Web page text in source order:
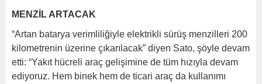
MENZİL ARTACAK
“Artan batarya verimliliğiyle elektrikli sürüş menzilleri 200
kilometrenin üzerine çıkarılacak” diyen Sato, şöyle devam
etti: “Yakıt hücreli araç gelişimine de tüm hızıyla devam
ediyoruz. Hem binek hem de ticari araç da kullanımı